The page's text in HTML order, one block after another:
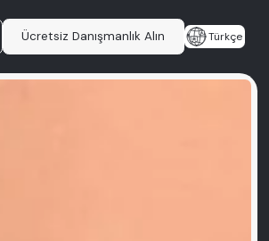
Ücretsiz Danışmanlık Alın Türkçe